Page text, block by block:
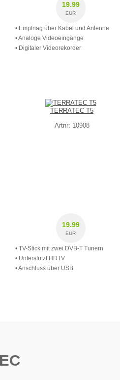
19.99
EUR
• Empfnag über Kabel und Antenne
• Analoge Videoeingänge
• Digitaler Videorekorder
TERRATEC T5
Artnr: 10908
19.99
EUR
• TV-Stick mit zwei DVB-T Tunern
• Unterstützt HDTV
• Anschluss über USB